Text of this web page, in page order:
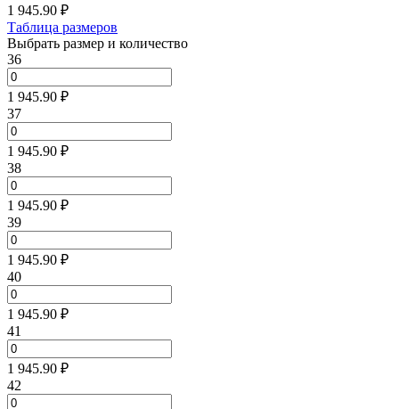
1 945.90 ₽
Таблица размеров
Выбрать размер и количество
36
1 945.90 ₽
37
1 945.90 ₽
38
1 945.90 ₽
39
1 945.90 ₽
40
1 945.90 ₽
41
1 945.90 ₽
42